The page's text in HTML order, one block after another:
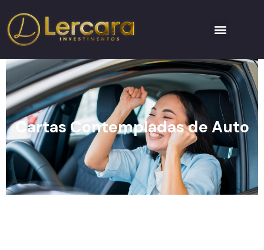
Cartas Contempladas de Auto